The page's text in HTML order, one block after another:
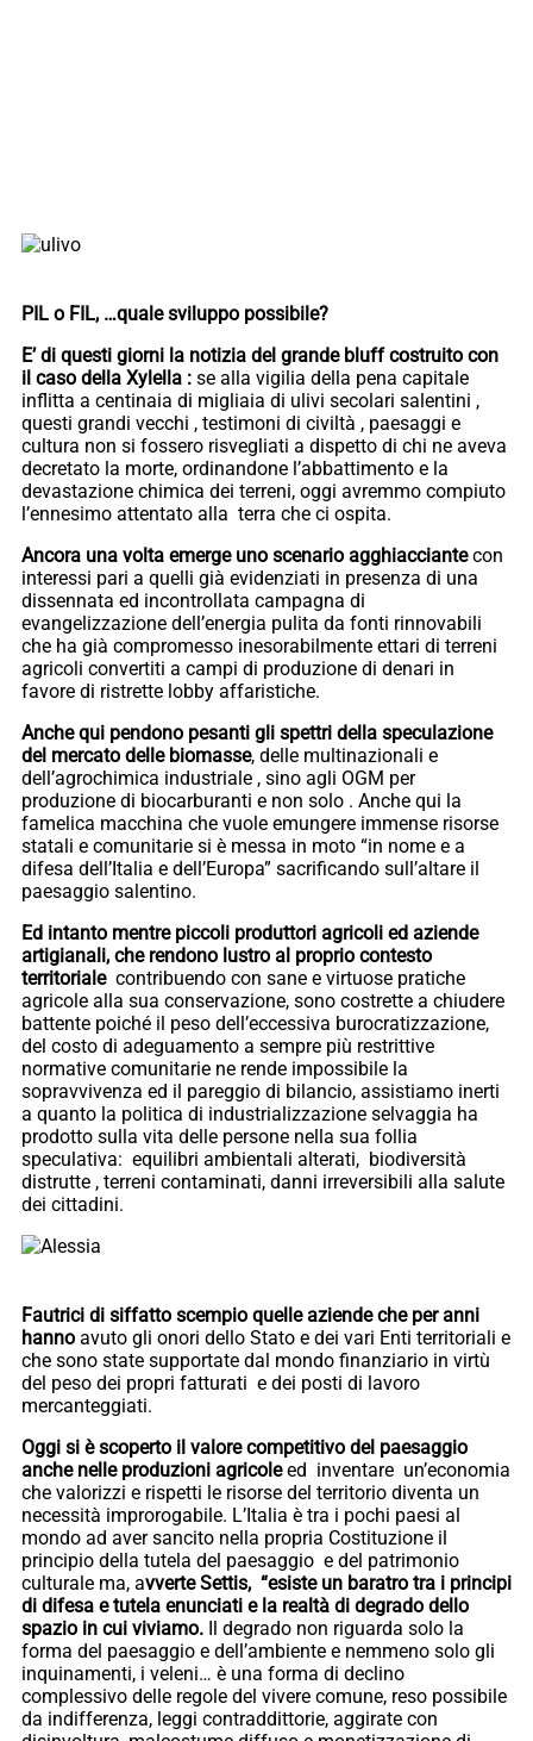
PIL o FIL, …quale sviluppo possibile?
E’ di questi giorni la notizia del grande bluff costruito con
il caso della Xylella : se alla vigilia della pena capitale
inflitta a centinaia di migliaia di ulivi secolari salentini ,
questi grandi vecchi , testimoni di civiltà , paesaggi e
cultura non si fossero risvegliati a dispetto di chi ne aveva
decretato la morte, ordinandone l’abbattimento e la
devastazione chimica dei terreni, oggi avremmo compiuto
l’ennesimo attentato alla terra che ci ospita.
Ancora una volta emerge uno scenario agghiacciantecon
interessi pari a quelli già evidenziati in presenza di una
dissennata ed incontrollata campagna di
evangelizzazione dell’energia pulita da fonti rinnovabili
che ha già compromesso inesorabilmente ettari di terreni
agricoli convertiti a campi di produzione di denari in
favore di ristrette lobby affaristiche.
Anche qui pendono pesanti gli spettri della speculazione
del mercato delle biomasse, delle multinazionali e
dell’agrochimica industriale , sino agli OGM per
produzione di biocarburanti e non solo . Anche qui la
famelica macchina che vuole emungere immense risorse
statali e comunitarie si è messa in moto “in nome e a
difesa dell’Italia e dell’Europa” sacrificando sull’altare il
paesaggio salentino.
Ed intanto mentre piccoli produttori agricoli ed aziende
artigianali, che rendono lustro al proprio contesto
territorialecontribuendo con sane e virtuose pratiche
agricole alla sua conservazione, sono costrette a chiudere
battente poiché il peso dell’eccessiva burocratizzazione,
del costo di adeguamento a sempre più restrittive
normative comunitarie ne rende impossibile la
sopravvivenza ed il pareggio di bilancio, assistiamo inerti
a quanto la politica di industrializzazione selvaggia ha
prodotto sulla vita delle persone nella sua follia
speculativa: equilibri ambientali alterati, biodiversità
distrutte , terreni contaminati, danni irreversibili alla salute
dei cittadini.
Fautrici di siffatto scempio quelle aziende che per anni
hanno avuto gli onori dello Stato e dei vari Enti territoriali e
che sono state supportate dal mondo finanziario in virtù
del peso dei propri fatturati e dei posti di lavoro
mercanteggiati.
Oggi si è scoperto il valore competitivo del paesaggio
anche nelle produzioni agricoleed inventare un’economia
che valorizzi e rispetti le risorse del territorio diventa un
necessità improrogabile. L’Italia è tra i pochi paesi al
mondo ad aver sancito nella propria Costituzione il
principio della tutela del paesaggio e del patrimonio
culturale ma, avverte Settis, “esiste un baratro tra i principi
di difesa e tutela enunciati e la realtà di degrado dello
spazio in cui viviamo. Il degrado non riguarda solo la
forma del paesaggio e dell’ambiente e nemmeno solo gli
inquinamenti, i veleni… è una forma di declino
complessivo delle regole del vivere comune, reso possibile
da indifferenza, leggi contraddittorie, aggirate con